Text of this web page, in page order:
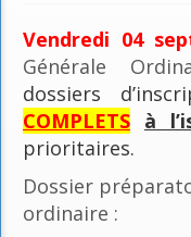
Vendredi 04
Générale
dossiers
COMPLETS à
prioritaires.
Dossier
ordinaire :